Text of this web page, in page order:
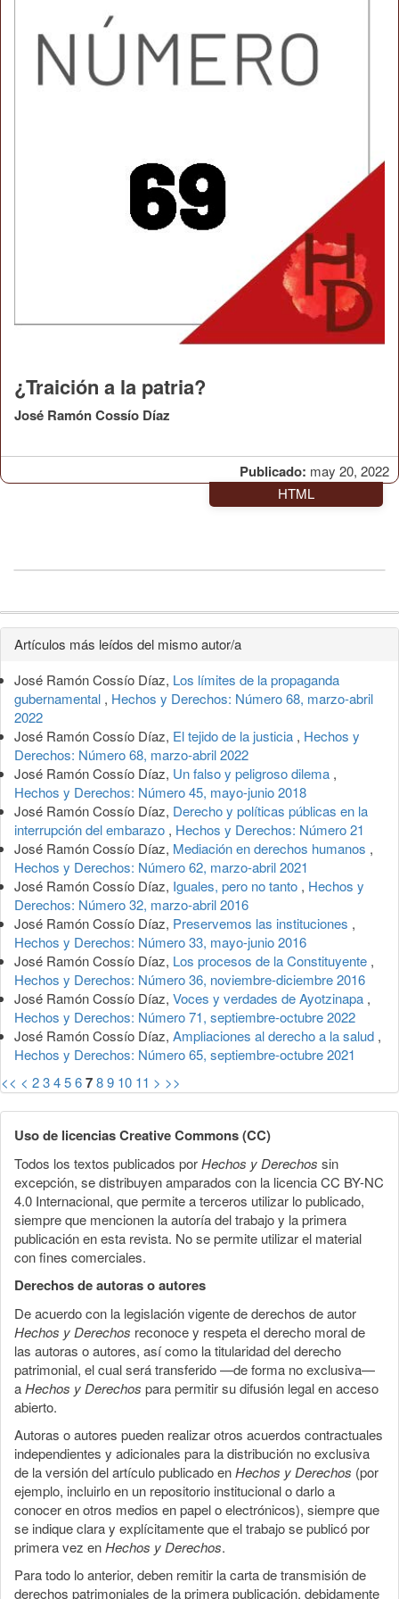
Publicado: may 20, 2022
¿Traición a la patria?
José Ramón Cossío Díaz
HTML
Detalles
del
artículo
Artículos más leídos del mismo autor/a
José Ramón Cossío Díaz, Los límites de la propaganda
gubernamental , Hechos y Derechos: Número 68, marzo-abril
2022
José Ramón Cossío Díaz, El tejido de la justicia , Hechos y
Derechos: Número 68, marzo-abril 2022
José Ramón Cossío Díaz, Un falso y peligroso dilema ,
Hechos y Derechos: Número 45, mayo-junio 2018
José Ramón Cossío Díaz, Derecho y políticas públicas en la
interrupción del embarazo , Hechos y Derechos: Número 21
José Ramón Cossío Díaz, Mediación en derechos humanos ,
Hechos y Derechos: Número 62, marzo-abril 2021
José Ramón Cossío Díaz, Iguales, pero no tanto , Hechos y
Derechos: Número 32, marzo-abril 2016
José Ramón Cossío Díaz, Preservemos las instituciones ,
Hechos y Derechos: Número 33, mayo-junio 2016
José Ramón Cossío Díaz, Los procesos de la Constituyente ,
Hechos y Derechos: Número 36, noviembre-diciembre 2016
José Ramón Cossío Díaz, Voces y verdades de Ayotzinapa ,
Hechos y Derechos: Número 71, septiembre-octubre 2022
José Ramón Cossío Díaz, Ampliaciones al derecho a la salud ,
Hechos y Derechos: Número 65, septiembre-octubre 2021
<< < 23456789 10 11 > >>
Uso de licencias Creative Commons (CC)
Todos los textos publicados porHechos y Derechos sin
excepción, se distribuyen amparados con la licencia CC BY-NC
4.0 Internacional, que permite a terceros utilizar lo publicado,
siempre que mencionen la autoría del trabajo y la primera
publicación en esta revista. No se permite utilizar el material
con fines comerciales.
Derechos de autoras o autores
De acuerdo con la legislación vigente de derechos de autor
Hechos y Derechos reconoce y respeta el derecho moral de
las autoras o autores, así como la titularidad del derecho
patrimonial, el cual será transferido —de forma no exclusiva—
aHechos y Derechos para permitir su difusión legal en acceso
abierto.
Autoras o autores pueden realizar otros acuerdos contractuales
independientes y adicionales para la distribución no exclusiva
de la versión del artículo publicado enHechos y Derechos (por
ejemplo, incluirlo en un repositorio institucional o darlo a
conocer en otros medios en papel o electrónicos), siempre que
se indique clara y explícitamente que el trabajo se publicó por
primera vez enHechos y Derechos.
Para todo lo anterior, deben remitir la carta de transmisión de
derechos patrimoniales de la primera publicación, debidamente